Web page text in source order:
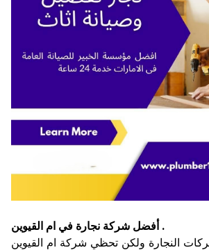
أفضل شركة نجارة في ام القيوين .
النجارة ولكن تحظي شركة ام القيوين